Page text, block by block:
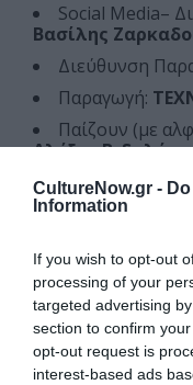
CultureNow.gr -
Information
If you wish to opt-out
processing of your
targeted advertising
section to confirm
opt-out request is
interest-based ads
Social Media–
Βασίλης
Διεύθυνση
Παραγωγή:
Παίζουν (με
Αλέξης
Κωνσταντίνος
Παπαγεωργίου,
Ημερομηνία: